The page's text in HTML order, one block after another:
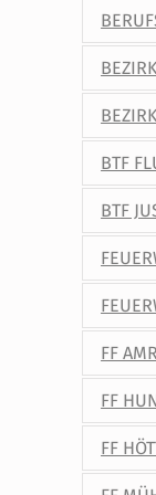
BTF
BTF
FF
FF
FF